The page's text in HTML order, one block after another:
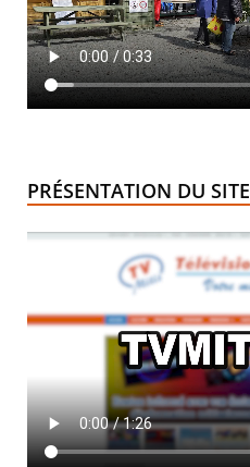
PRÉSENTATION DU SITE